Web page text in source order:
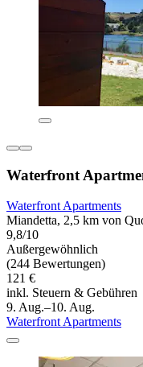
Waterfront
Waterfront Apartments
Miandetta, 2,5 km von
9,8/10
Außergewöhnlich
(244 Bewertungen)
121 €
inkl. Steuern & Gebühren
9. Aug.–10. Aug.
Waterfront Apartments